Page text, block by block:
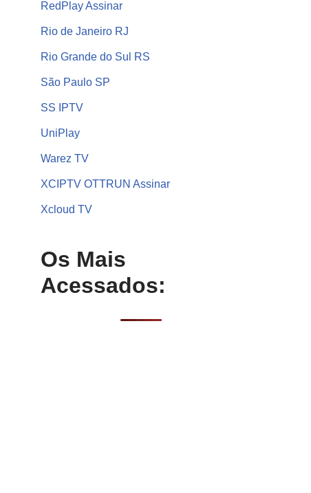
RedPlay Assinar
Rio de Janeiro RJ
Rio Grande do Sul RS
São Paulo SP
SS IPTV
UniPlay
Warez TV
XCIPTV OTTRUN Assinar
Xcloud TV
Os Mais
Acessados: